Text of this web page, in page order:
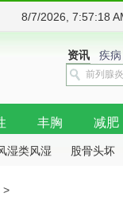
8/7/2026, 7:57:19
资讯 疾病
丰胸 减肥
湿类风湿 股骨头坏
>